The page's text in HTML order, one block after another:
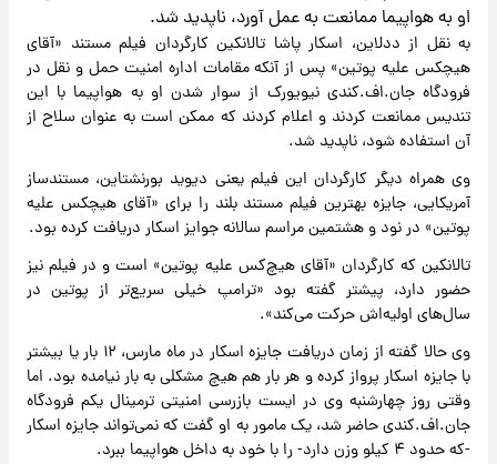
او به هواپیما ممانعت به عمل آورد، ناپدید شد.
به نقل از ددلاین، اسکار پاشا تالانکین کارگردان فیلم مستند «آقای
هیچکس علیه پوتین» پس از آنکه مقامات اداره امنیت حمل و نقل در
فرودگاه جان.اف.کندی نیویورک از سوار شدن او به هواپیما با این
تندیس ممانعت کردند و اعلام کردند که ممکن است به عنوان سلاح از
آن استفاده شود، ناپدید شد.
وی همراه دیگر کارگردان این فیلم یعنی دیوید بورنشتاین، مستندساز
آمریکایی، جایزه بهترین فیلم مستند بلند را برای «آقای هیچکس علیه
پوتین» در نود و هشتمین مراسم سالانه جوایز اسکار دریافت کرده بود.
تالانکین که کارگردان «آقای هیچ‌کس علیه پوتین» است و در فیلم نیز
حضور دارد، پیشتر گفته بود «ترامپ خیلی سریع‌تر از پوتین در
سال‌های اولیه‌اش حرکت می‌کند».
وی حالا گفته از زمان دریافت جایزه اسکار در ماه مارس، ۱۲ بار یا بیشتر
با جایزه اسکار پرواز کرده و هر بار هم هیچ مشکلی به بار نیامده بود. اما
وقتی روز چهارشنبه وی در ایست بازرسی امنیتی ترمینال یکم فرودگاه
جان.اف.کندی حاضر شد، یک مامور به او گفت که نمی‌تواند جایزه اسکار
-که حدود ۴ کیلو وزن دارد- را با خود به داخل هواپیما ببرد.